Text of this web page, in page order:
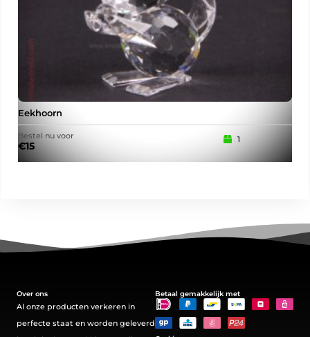
Eekhoorn
Bestel nu voor
€15
1
Over ons
Al onze producten verkeren in
perfecte staat en worden geleverd
Betaal gemakkelijk met